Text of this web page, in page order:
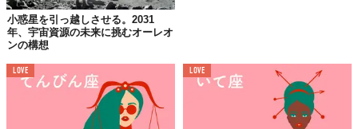
成功している人や企業が、なぜ、そうなのか。これまでの歩みを
調べて参考にするといいですよ。
小惑星を引っ越しさせる。2031
年、宇宙資源の未来に挑むオーレオ
ンの構想
LOVE LOVE